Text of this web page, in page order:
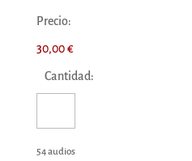
Precio:
30,00 €
Cantidad:
54 audios